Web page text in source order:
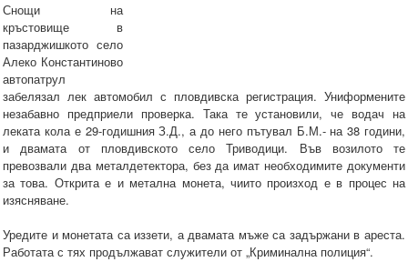
Снощи на
кръстовище в
пазарджишкото село
Алеко Константиново
автопатрул
забелязал лек автомобил с пловдивска регистрация. Униформените
незабавно предприели проверка. Така те установили, че водач на
леката кола е 29-годишния З.Д., а до него пътувал Б.М.- на 38 години,
и двамата от пловдивското село Триводици. Във возилото те
превозвали два металдетектора, без да имат необходимите документи
за това. Открита е и метална монета, чиито произход е в процес на
изясняване.
Уредите и монетата са иззети, а двамата мъже са задържани в ареста.
Работата с тях продължават служители от „Криминална полиция“.